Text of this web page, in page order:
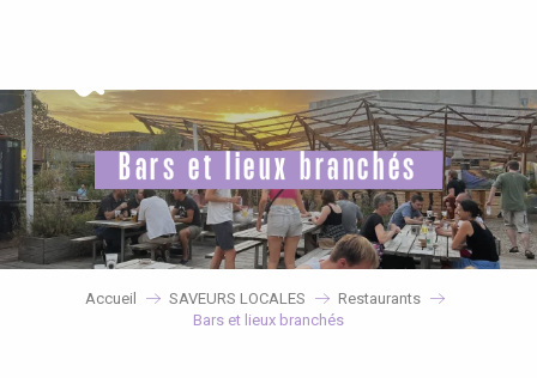
principal
Bars et lieux branchés
Accueil SAVEURS LOCALES
Restaurants
Bars et lieux branchés